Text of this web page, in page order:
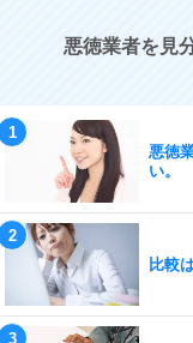
悪徳業者を見
悪徳
い。
比較